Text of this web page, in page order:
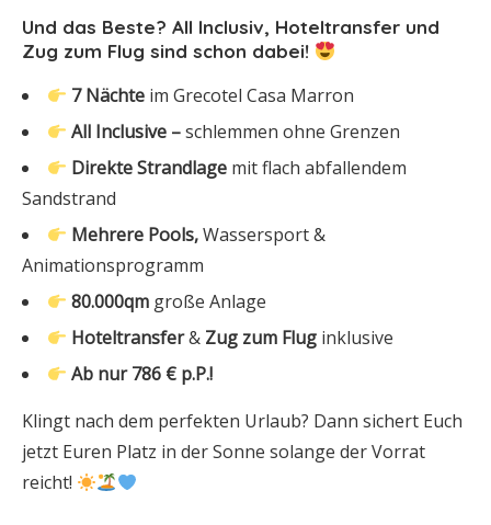
Und das Beste? All Inclusiv, Hoteltransfer und
Zug zum Flug sind schon dabei!
7 Nächte im Grecotel Casa Marron
All Inclusive –schlemmen ohne Grenzen
Direkte Strandlage mit flach abfallendem
Sandstrand
Mehrere Pools,Wassersport &
Animationsprogramm
80.000qm große Anlage
Hoteltransfer& Zug zum Flug inklusive
Ab nur 786 € p.P.!
Klingt nach dem perfekten Urlaub? Dann sichert Euch
jetzt Euren Platz in der Sonne solange der Vorrat
reicht!